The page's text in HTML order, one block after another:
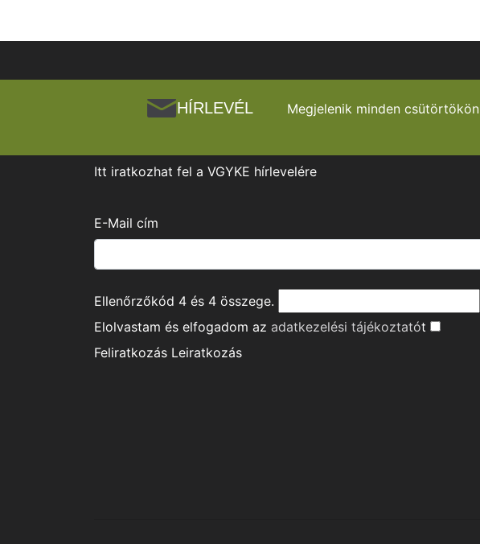
HÍRLEVÉL Megjelenik minden csütörtökön
Itt iratkozhat fel a VGYKE hírlevelére
E-Mail cím
Ellenőrzőkód 4 és 4 összege.
Elolvastam és elfogadom az adatkezelési tájékoztatót
Feliratkozás Leiratkozás